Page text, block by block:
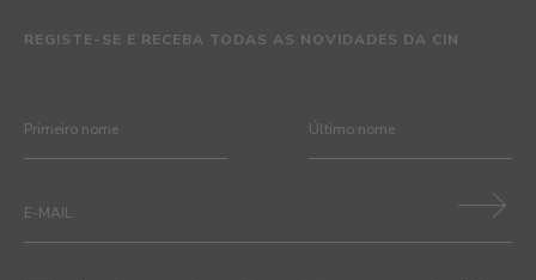
REGISTE-SE E RECEBA TODAS AS NOVIDADES DA CIN